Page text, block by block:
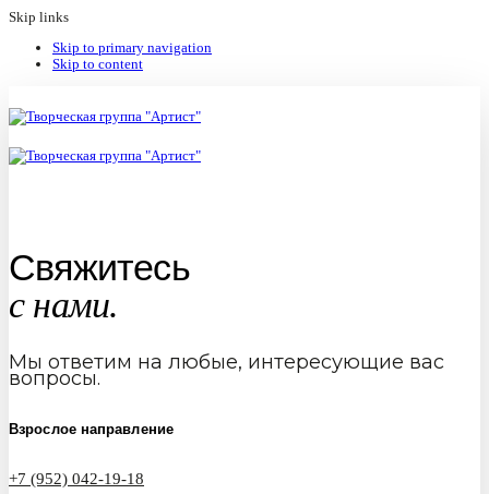
Skip links
Skip to primary navigation
Skip to content
Свяжитесь
с нами.
Мы ответим на любые, интересующие вас
вопросы.
Взрослое направление
+7 (952) 042-19-18